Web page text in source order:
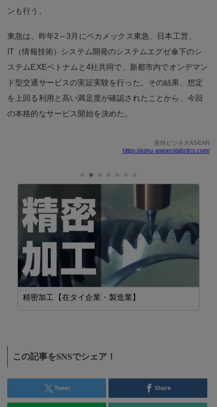
ンも行う。
東急は、昨年2～3月にベカメックス東急、日本工営、
IT（情報技術）システム開発のシステムエグゼ傘下のシ
ステムEXEベトナムと4社共同で、新都市内でオンデマン
ド型交通サービスの実証実験を行った。その結果、想定
を上回る利用と高い満足度が確認されたことから、今回
の本格的なサービス開始を決めた。
亜州ビジネスASEAN
https://ashu-aseanstatistics.com/
精密加工【在タイ企業・製造業】
この記事をSNSでシェア！
Tweet Share